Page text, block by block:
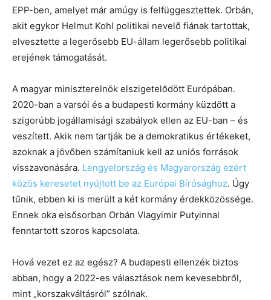
EPP-ben, amelyet már amúgy is felfüggesztettek. Orbán,
akit egykor Helmut Kohl politikai nevelő fiának tartottak,
elvesztette a legerősebb EU-állam legerősebb politikai
erejének támogatását.
A magyar miniszterelnök elszigetelődött Európában.
2020-ban a varsói és a budapesti kormány küzdött a
szigorúbb jogállamisági szabályok ellen az EU-ban – és
veszített. Akik nem tartják be a demokratikus értékeket,
azoknak a jövőben számítaniuk kell az uniós források
visszavonására. Lengyelország és Magyarország ezért
közös keresetet nyújtott be az Európai Bírósághoz. Úgy
tűnik, ebben ki is merült a két kormány érdekközössége.
Ennek oka elsősorban Orbán Vlagyimir Putyinnal
fenntartott szoros kapcsolata.
Hová vezet ez az egész? A budapesti ellenzék biztos
abban, hogy a 2022-es választások nem kevesebbről,
mint „korszakváltásról” szólnak.